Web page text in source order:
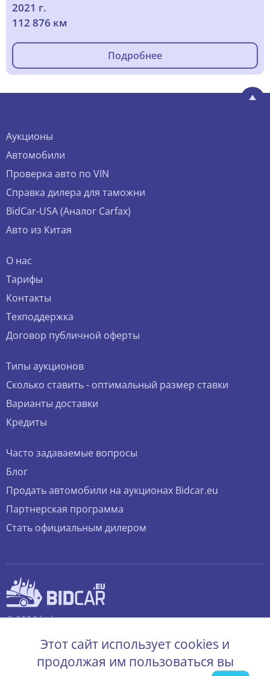
2021 г.
112 876 км
Подробнее
Аукционы
Автомобили
Проверка авто по VIN
Справка дилера для таможни
BidCar-USA (Аналог Carfax)
Авто из Китая
О нас
Тарифы
Контакты
Техподдержка
Договор публичной оферты
Типы аукционов
Сколько ставить - оптимальный размер ставки
Варианты доставки
Кредиты
Часто задаваемые вопросы
Блог
Продать автомобили на аукционах Bidcar.eu
Партнерская программа
Стать официальным дилером
© 2026 bidcar.eu
Этот сайт использует cookies и
продолжая им пользоваться вы